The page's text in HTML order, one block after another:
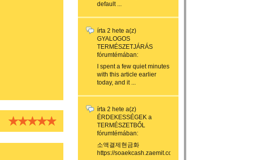
default ...
írta 2 hete a(z)
GYALOGOS
TERMÉSZETJÁRÁS
fórumtémában:
I spent a few quiet minutes
with this article earlier
today, and it ...
írta 2 hete a(z)
ÉRDEKESSÉGEK a
TERMÉSZETBŐL
fórumtémában:
소액결제현금화
https://soaekcash.zaemit.com/...